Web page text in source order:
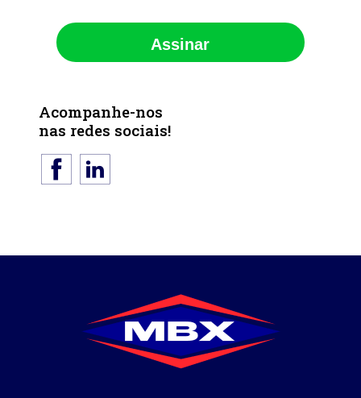
Assinar
Acompanhe-nos
nas redes sociais!